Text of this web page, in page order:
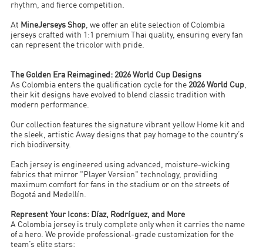
rhythm, and fierce competition.
At MineJerseys Shop, we offer an elite selection of Colombia
jerseys crafted with 1:1 premium Thai quality, ensuring every fan
can represent the tricolor with pride.
The Golden Era Reimagined: 2026 World Cup Designs
As Colombia enters the qualification cycle for the 2026 World Cup,
their kit designs have evolved to blend classic tradition with
modern performance.
Our collection features the signature vibrant yellow Home kit and
the sleek, artistic Away designs that pay homage to the country’s
rich biodiversity.
Each jersey is engineered using advanced, moisture-wicking
fabrics that mirror "Player Version" technology, providing
maximum comfort for fans in the stadium or on the streets of
Bogotá and Medellín.
Represent Your Icons: Díaz, Rodríguez, and More
A Colombia jersey is truly complete only when it carries the name
of a hero. We provide professional-grade customization for the
team’s elite stars: